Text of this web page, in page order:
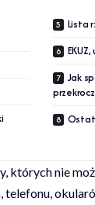
Lista
Jak
nie
telefonu,